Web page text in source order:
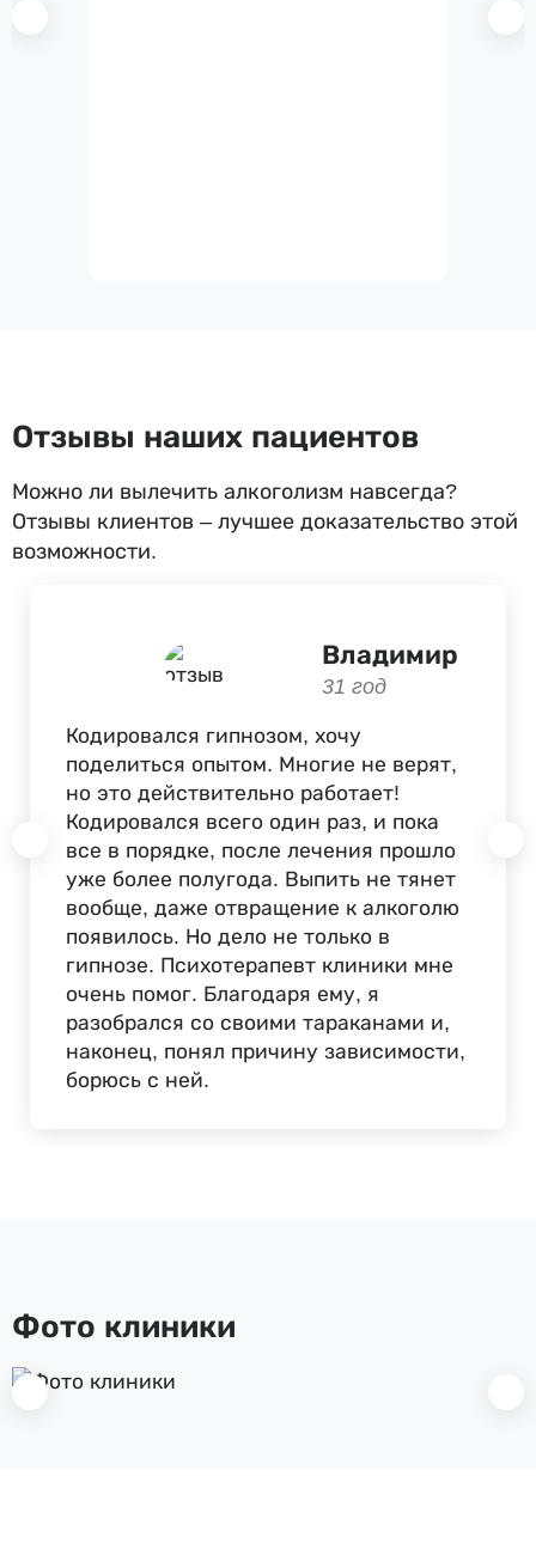
Отзывы наших пациентов
Можно ли вылечить алкоголизм навсегда?
Отзывы клиентов – лучшее доказательство этой
возможности.
Владимир
31 год
Кодировался гипнозом, хочу
поделиться опытом. Многие не верят,
но это действительно работает!
Кодировался всего один раз, и пока
все в порядке, после лечения прошло
уже более полугода. Выпить не тянет
вообще, даже отвращение к алкоголю
появилось. Но дело не только в
гипнозе. Психотерапевт клиники мне
очень помог. Благодаря ему, я
разобрался со своими тараканами и,
наконец, понял причину зависимости,
борюсь с ней.
Фото клиники